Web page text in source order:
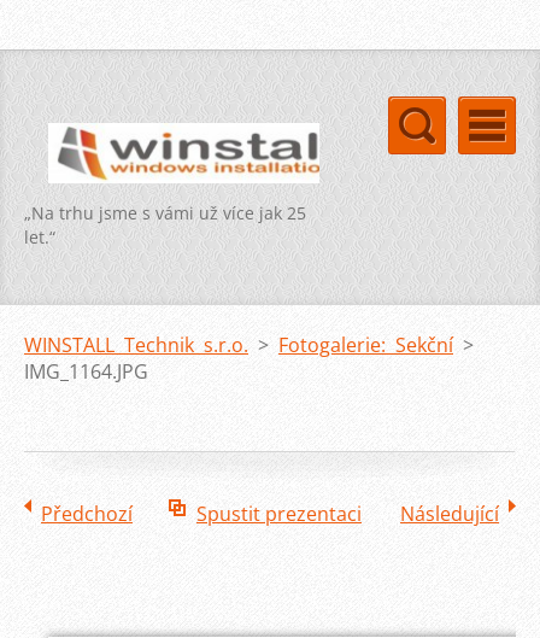
„Na trhu jsme s vámi už více jak 25
let.“
WINSTALL Technik s.r.o. > Fotogalerie: Sekční >
IMG_1164.JPG
Předchozí Spustit prezentaci Následující